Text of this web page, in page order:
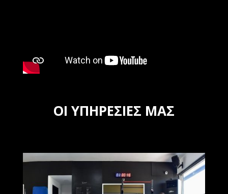
ΟΙ ΥΠΗΡΕΣΙΕΣ ΜΑΣ